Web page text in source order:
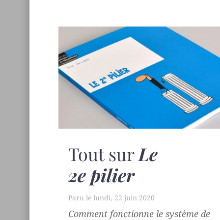
Tout surLe
2e pilier
lundi, 22 juin 2020
Comment fonctionne le système de